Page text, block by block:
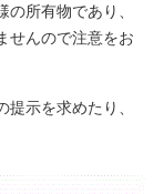
所有物であり、
せんので注意をお
示を求めたり、